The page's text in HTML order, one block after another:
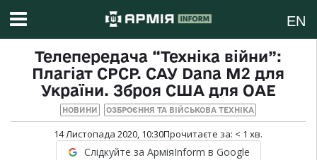
EN
Телепередача “Техніка війни”:
Плагіат СРСР. САУ Dana M2 для
України. Зброя США для ОАЕ
НОВИНИ ОЗБРОЄННЯ ТА ВІЙСЬКОВА ТЕХНІКА
14 Листопада 2020, 10:30Прочитаєте за: < 1 хв.
Слідкуйте за АрміяInform в Google